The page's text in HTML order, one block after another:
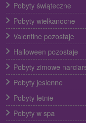
Pobyty świąteczne
Pobyty wielkanocne
Valentine pozostaje
Halloween pozostaje
Pobyty zimowe
Pobyty jesienne
Pobyty letnie
Pobyty w spa